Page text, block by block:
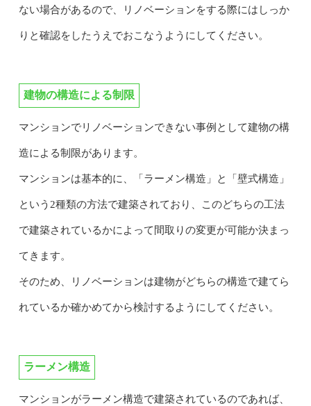
ない場合があるので、リノベーションをする際にはしっか
りと確認をしたうえでおこなうようにしてください。
建物の構造による制限
マンションでリノベーションできない事例として建物の構
造による制限があります。
マンションは基本的に、「ラーメン構造」と「壁式構造」
という2種類の方法で建築されており、このどちらの工法
で建築されているかによって間取りの変更が可能か決まっ
てきます。
そのため、リノベーションは建物がどちらの構造で建てら
れているか確かめてから検討するようにしてください。
ラーメン構造
マンションがラーメン構造で建築されているのであれば、